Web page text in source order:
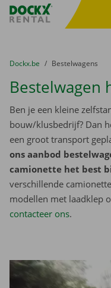
Fratello DEMO
U bevindt zich hier:
van
Dockx.be naar
Bestelwagens
Bestelwagen
Ben je een kleine
bouw/klusbedrijf? Dan
een groot transport
ons aanbod
camionette het best
verschillende
modellen met laadklep
contacteer ons.